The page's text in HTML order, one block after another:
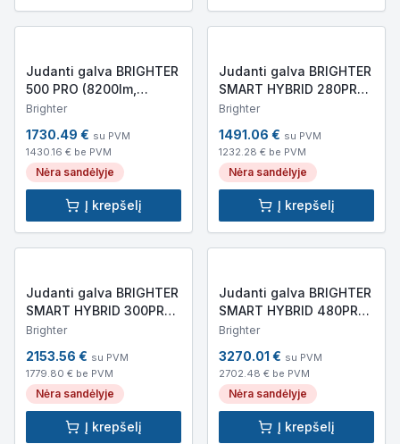
Judanti galva BRIGHTER
500 PRO (8200lm,
350x200x400mm, 9,5kg)
Brighter
1730.49 € su PVM
1430.16 € be PVM
Nėra sandėlyje
Į krepšelį
Judanti galva BRIGHTER
SMART HYBRID 280PRO
(IP20, 280W LED, 15
Brighter
1491.06 € su PVM
1232.28 € be PVM
Nėra sandėlyje
Į krepšelį
Judanti galva BRIGHTER
SMART HYBRID 300PRO
*NEW (IP20, 300W LED,
13,7kg)
Brighter
2153.56 € su PVM
1779.80 € be PVM
Nėra sandėlyje
Į krepšelį
Judanti galva BRIGHTER
SMART HYBRID 480PRO
(IP20, 480W LED, 26
360x290x660mm,
22,5kg)
Brighter
3270.01 € su PVM
2702.48 € be PVM
Nėra sandėlyje
Į krepšelį